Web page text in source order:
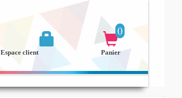
0

Panier

Espace client